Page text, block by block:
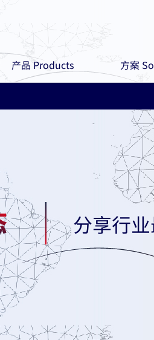
产品 Products 方案
分享行